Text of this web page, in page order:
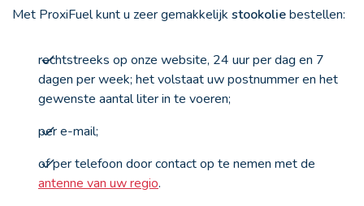
Met ProxiFuel kunt u zeer gemakkelijk stookoliebestellen:
rechtstreeks op onze website, 24 uur per dag en 7
dagen per week; het volstaat uw postnummer en het
gewenste aantal liter in te voeren;
per e-mail;
of per telefoon door contact op te nemen met de
antenne van uw regio.